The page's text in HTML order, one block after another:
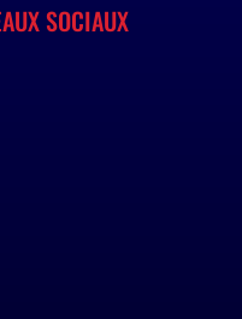
SOCIAUX